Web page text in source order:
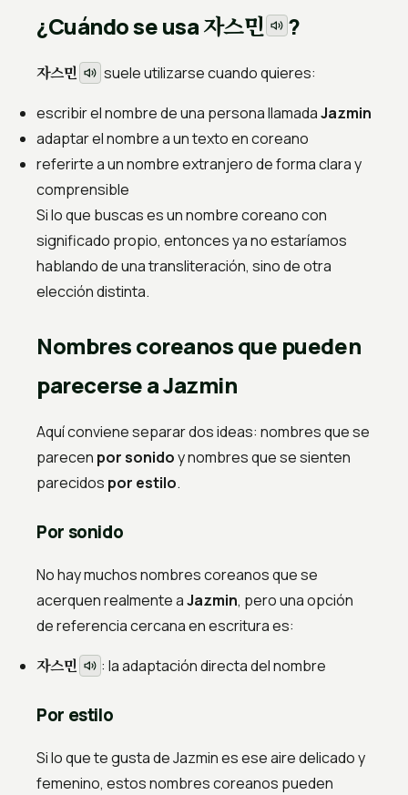
¿Cuándo se usa자스민 ?
자스민
suele utilizarse cuando quieres:
escribir el nombre de una persona llamadaJazmin
adaptar el nombre a un texto en coreano
referirte a un nombre extranjero de forma clara y
comprensible
Si lo que buscas es un nombre coreano con
significado propio, entonces ya no estaríamos
hablando de una transliteración, sino de otra
elección distinta.
Nombres coreanos que pueden
parecerse a Jazmin
Aquí conviene separar dos ideas: nombres que se
parecen por sonidoy nombres que se sienten
parecidos por estilo.
Por sonido
No hay muchos nombres coreanos que se
acerquen realmente aJazmin, pero una opción
de referencia cercana en escritura es:
자스민 : la adaptación directa del nombre
Por estilo
Si lo que te gusta de Jazmin es ese aire delicado y
femenino, estos nombres coreanos pueden